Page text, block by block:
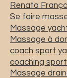
Renata
Se faire
Massage
Massage à
coach sport
coaching
Massage